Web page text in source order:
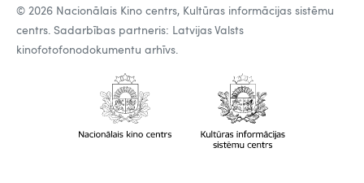
© 2026 Nacionālais Kino centrs, Kultūras informācijas sistēmu
centrs. Sadarbības partneris: Latvijas Valsts
kinofotofonodokumentu arhīvs.